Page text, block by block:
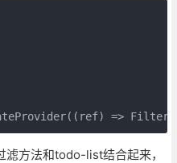
=>
方法和todo-list结合起来，